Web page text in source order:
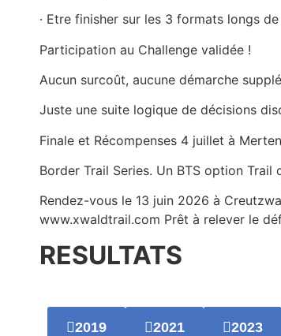
· Etre finisher sur les 3 formats longs
Participation au Challenge validée !
Aucun surcoût, aucune démarche
Juste une suite logique de décisions
Finale et Récompenses 4 juillet à
Border Trail Series. Un BTS option Trail
Rendez-vous le 13 juin 2026 à
www.xwaldtrail.com Prêt à relever le
RESULTATS
2019 2021 2023